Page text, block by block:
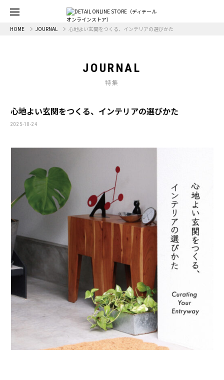
HOME JOURNAL 心地よい玄関をつくる、インテリアの選びかた
JOURNAL
特集
心地よい玄関をつくる、インテリアの選びかた
2025-10-24